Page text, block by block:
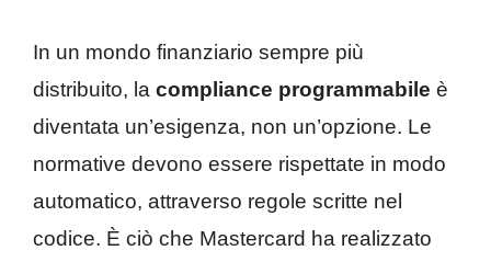
In un mondo finanziario sempre più
distribuito, la compliance programmabile è
diventata un’esigenza, non un’opzione. Le
normative devono essere rispettate in modo
automatico, attraverso regole scritte nel
codice. È ciò che Mastercard ha realizzato